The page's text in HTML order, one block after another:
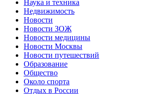
Наука и техника
Недвижимость
Новости
Новости ЗОЖ
Новости медицины
Новости Москвы
Новости путешествий
Образование
Общество
Около спорта
Отдых в России